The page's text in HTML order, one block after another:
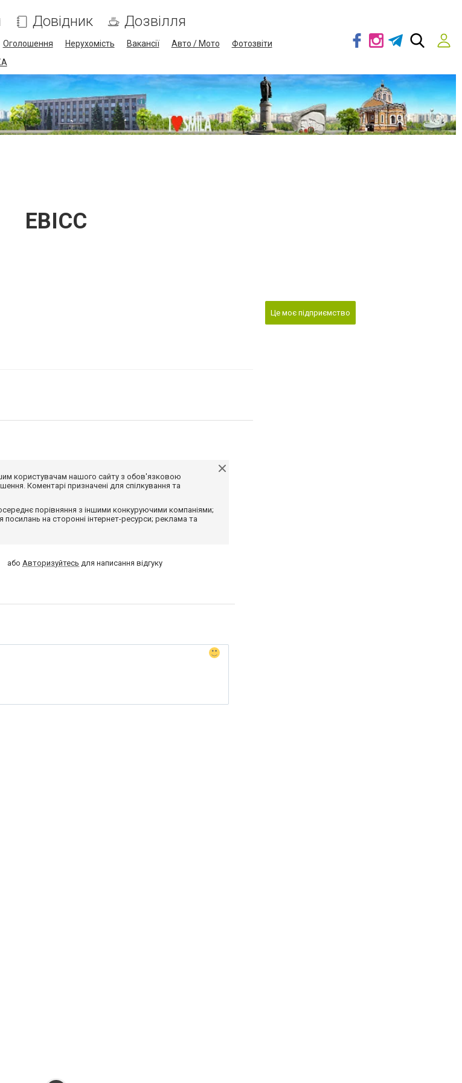
Довідник Дозвілля
Оголошення Нерухомість Вакансії Авто / Мото
Фотозвіти
ЕВІСС
Це моє підприємство
користувачам нашого сайту з обов'язковою
Коментарі призначені для спілкування та
порівняння з іншими конкуруючими компаніями;
посилань на сторонні інтернет-ресурси; реклама та
абоАвторизуйтесь для написання відгуку